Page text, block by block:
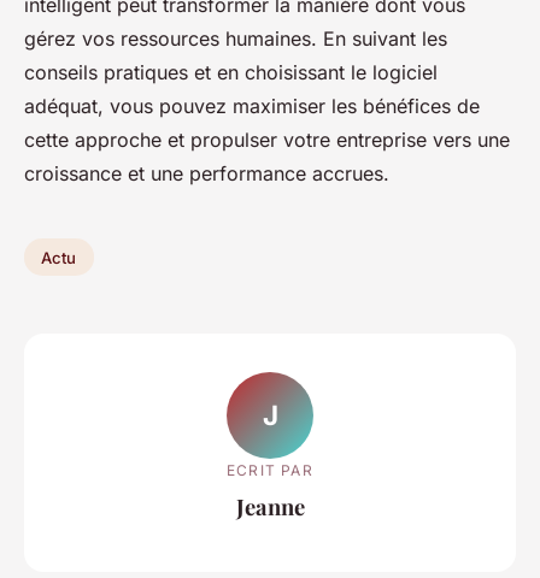
gérez vos ressources humaines. En suivant les
conseils pratiques et en choisissant le logiciel
adéquat, vous pouvez maximiser les bénéfices de
cette approche et propulser votre entreprise vers une
croissance et une performance accrues.
Actu
J
ECRIT PAR
Jeanne